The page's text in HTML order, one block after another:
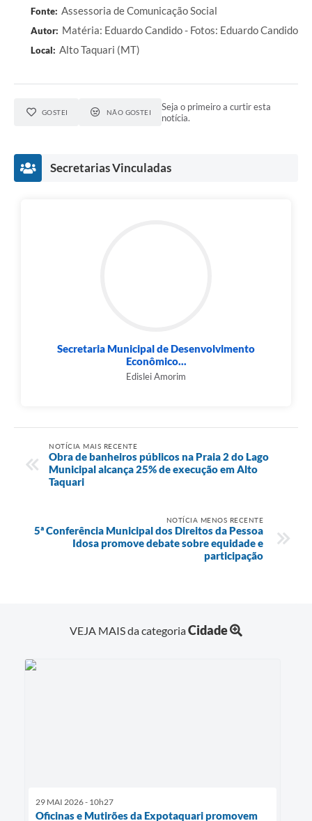
Fonte: Assessoria de Comunicação Social
Autor: Matéria: Eduardo Candido - Fotos: Eduardo Candido
Local: Alto Taquari (MT)
GOSTEI NÃO GOSTEI
Seja o primeiro a curtir esta
notícia.
Secretarias Vinculadas
Secretaria Municipal de Desenvolvimento
Econômico...
Edislei Amorim
NOTÍCIA MAIS RECENTE
Obra de banheiros públicos na Praia 2 do Lago
Municipal alcança 25% de execução em Alto
Taquari
NOTÍCIA MENOS RECENTE
5ª Conferência Municipal dos Direitos da Pessoa
Idosa promove debate sobre equidade e
participação
VEJA MAIS da categoriaCidade
29 MAI 2026 - 10h27
Oficinas e Mutirões da Expotaquari promovem